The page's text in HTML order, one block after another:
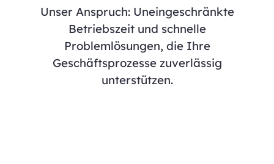
Unser Anspruch: Uneingeschränkte
Betriebszeit und schnelle
Problemlösungen, die Ihre
Geschäftsprozesse zuverlässig
unterstützen.